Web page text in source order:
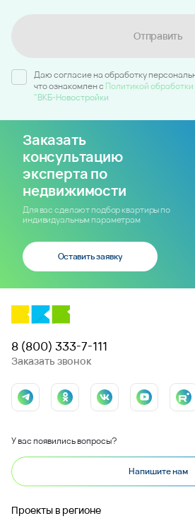
Отправить
Даю согласие на обработку
что ознакомлен c Политикой
"ВКБ-Новостройки
Заказать
консультацию
эксперта по
недвижимости
Для вас сделают подбор квартиры по
индивидуальным параметрам
Оставить заявку
8 (800) 333-7-111
Заказать звонок
У вас появились вопросы?
Напишите нам
Проекты в регионе